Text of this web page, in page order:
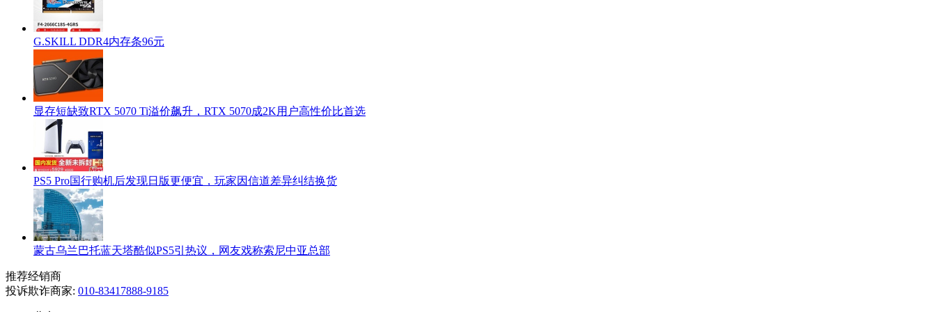
G.SKILL DDR4内存条96元
显存短缺致RTX 5070 Ti溢价飙升，RTX 5070成2K用户高性价比首选
PS5 Pro国行购机后发现日版更便宜，玩家因信道差异纠结换货
蒙古乌兰巴托蓝天塔酷似PS5引热议，网友戏称索尼中亚总部
推荐经销商
投诉欺诈商家: 010-83417888-9185